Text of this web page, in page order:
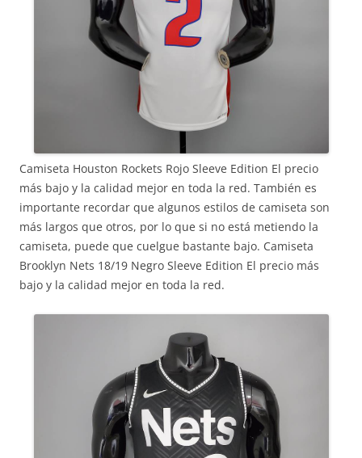
Camiseta Houston Rockets Rojo Sleeve Edition El precio
más bajo y la calidad mejor en toda la red. También es
importante recordar que algunos estilos de camiseta son
más largos que otros, por lo que si no está metiendo la
camiseta, puede que cuelgue bastante bajo. Camiseta
Brooklyn Nets 18/19 Negro Sleeve Edition El precio más
bajo y la calidad mejor en toda la red.